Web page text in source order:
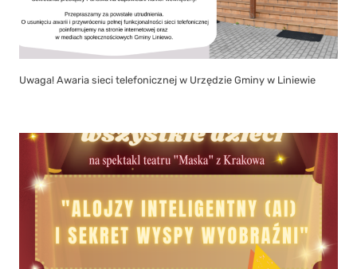
Uwaga! Awaria sieci telefonicznej w Urzędzie Gminy w Liniewie